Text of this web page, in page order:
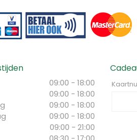
09:00 - 18:00
09:00 - 18:00
09:00 - 18:00
09:00 - 18:00
09:00 - 21:00